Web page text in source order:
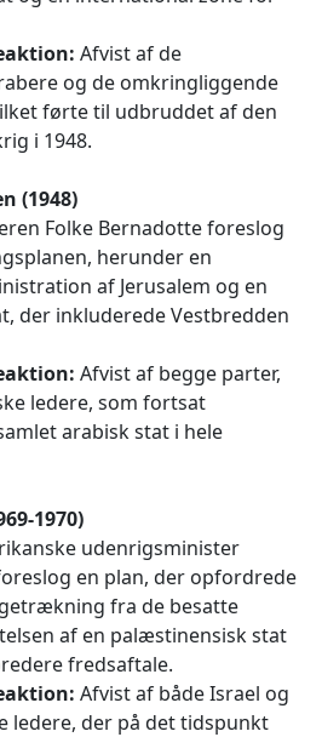
Afvist af de
og de omkringliggende
førte til udbruddet af den
i 1948.
(1948)
Folke Bernadotte foreslog
herunder en
af Jerusalem og en
der inkluderede Vestbredden
Afvist af begge parter,
ledere, som fortsat
arabisk stat i hele
1970)
udenrigsminister
en plan, der opfordrede
fra de besatte
af en palæstinensisk stat
fredsaftale.
Afvist af både Israel og
ledere, der på det tidspunkt